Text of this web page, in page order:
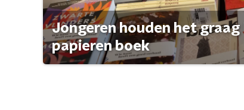
Jongeren houden het graag
papieren boek